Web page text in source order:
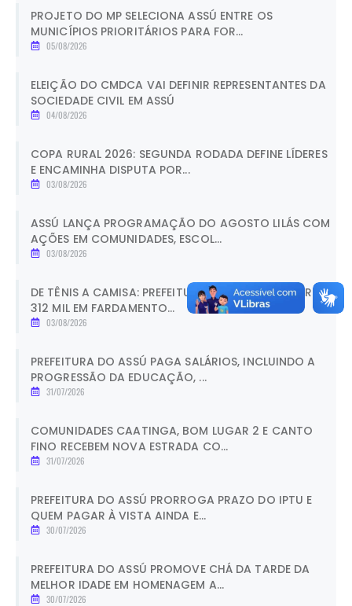
PROJETO DO MP SELECIONA ASSÚ ENTRE OS
MUNICÍPIOS PRIORITÁRIOS PARA FOR...
05/08/2026
ELEIÇÃO DO CMDCA VAI DEFINIR REPRESENTANTES DA
SOCIEDADE CIVIL EM ASSÚ
04/08/2026
COPA RURAL 2026: SEGUNDA RODADA DEFINE LÍDERES
E ENCAMINHA DISPUTA POR...
03/08/2026
ASSÚ LANÇA PROGRAMAÇÃO DO AGOSTO LILÁS COM
AÇÕES EM COMUNIDADES, ESCOL...
03/08/2026
DE TÊNIS A CAMISA: PREFEITURA DE ASSÚ INVESTE R$
312 MIL EM FARDAMENTO...
03/08/2026
PREFEITURA DO ASSÚ PAGA SALÁRIOS, INCLUINDO A
PROGRESSÃO DA EDUCAÇÃO, ...
31/07/2026
COMUNIDADES CAATINGA, BOM LUGAR 2 E CANTO
FINO RECEBEM NOVA ESTRADA CO...
31/07/2026
PREFEITURA DO ASSÚ PRORROGA PRAZO DO IPTU E
QUEM PAGAR À VISTA AINDA E...
30/07/2026
PREFEITURA DO ASSÚ PROMOVE CHÁ DA TARDE DA
MELHOR IDADE EM HOMENAGEM A...
30/07/2026